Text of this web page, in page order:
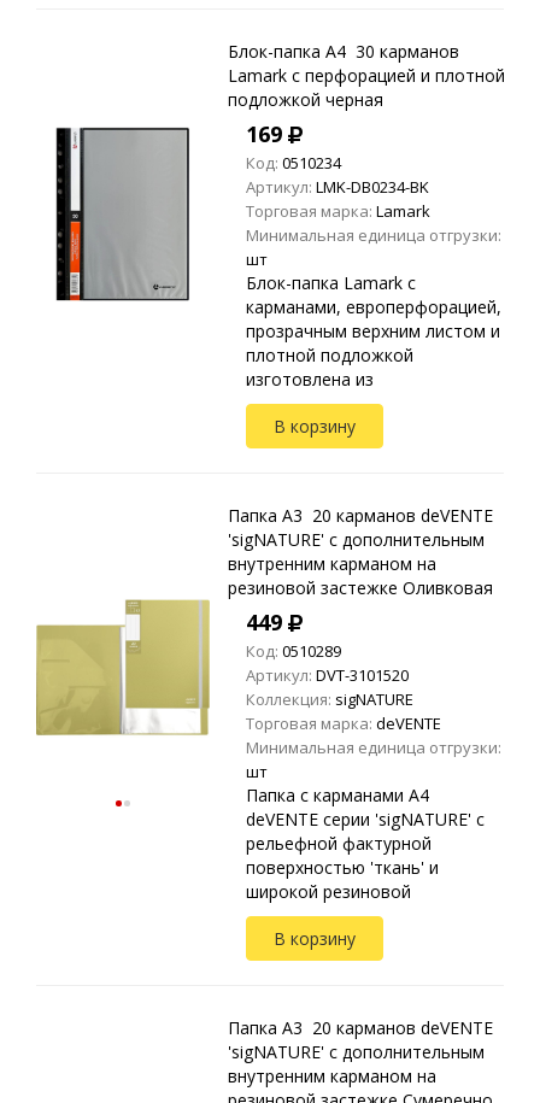
Блок-папка A4 30 карманов
Lamark с перфорацией и плотной
подложкой черная
169
Код: 0510234
Артикул: LMK-DB0234-BK
Торговая марка: Lamark
Минимальная единица отгрузки:
шт
Блок-папка Lamark с
карманами, европерфорацией,
прозрачным верхним листом и
плотной подложкой
изготовлена из
высококачественного
полипропилена.
Предназначена для хранения и
В корзину
Папка A3 20 карманов deVENTE
'sigNATURE' с дополнительным
внутренним карманом на
резиновой застежке Оливковая
449
Код: 0510289
Артикул: DVT-3101520
Коллекция: sigNATURE
Торговая марка: deVENTE
Минимальная единица отгрузки:
шт
Папка с карманами A4
deVENTE серии 'sigNATURE' с
рельефной фактурной
поверхностью 'ткань' и
широкой резиновой
застежкой. Дополнительный
внутренний карман для
отдельных листов. Материал:
В корзину
Папка A3 20 карманов deVENTE
'sigNATURE' с дополнительным
внутренним карманом на